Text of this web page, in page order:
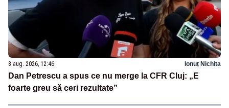
8 aug. 2026, 12:46 Ionuț Nichita
Dan Petrescu a spus ce nu merge la CFR Cluj: „E
foarte greu să ceri rezultate”